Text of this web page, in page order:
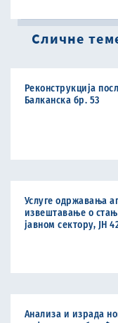
Сличне
Реконструкција
Балканска бр. 53
Услуге одржавања
извештавање о
јавном сектору, ЈН
Анализа и израда